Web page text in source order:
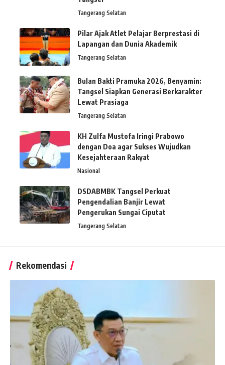
Tangerang Selatan
Pilar Ajak Atlet Pelajar Berprestasi di
Lapangan dan Dunia Akademik
Tangerang Selatan
Bulan Bakti Pramuka 2026, Benyamin:
Tangsel Siapkan Generasi Berkarakter
Lewat Prasiaga
Tangerang Selatan
KH Zulfa Mustofa Iringi Prabowo
dengan Doa agar Sukses Wujudkan
Kesejahteraan Rakyat
Nasional
DSDABMBK Tangsel Perkuat
Pengendalian Banjir Lewat
Pengerukan Sungai Ciputat
Tangerang Selatan
Rekomendasi